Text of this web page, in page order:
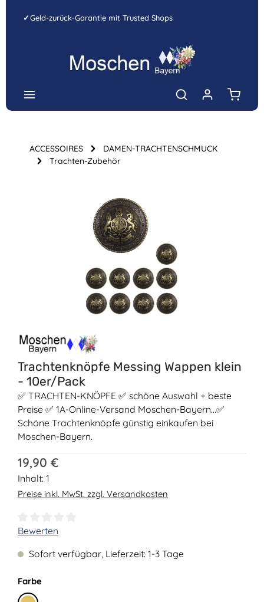
Zum Hauptinhalt springen
✓Geld-zurück-Garantie mit Trusted Shops
ACCESSOIRES
DAMEN-TRACHTENSCHMUCK
Trachten-Zubehör
Trachtenknöpfe Messing Wappen klein
- 10er/Pack
✅ TRACHTEN-KNÖPFE ✅ schöne Auswahl + beste
Preise ✅ 1A-Online-Versand Moschen-Bayern...✅
Schöne Trachtenknöpfe günstig einkaufen bei
Moschen-Bayern.
Regulärer Preis:
19,90 €
Inhalt: 1
Preise inkl. MwSt. zzgl. Versandkosten
Durchschnittliche Bewertung von 0 von 5 Sternen
Bewerten
Sofort verfügbar, Lieferzeit: 1-3 Tage
Farbeauswählen